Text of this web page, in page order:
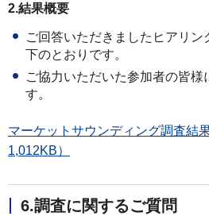
2.結果概要
ご回答いただきましたヒアリン
下のとおりです。
ご協力いただいた参加者の皆様
す。
マーケットサウンディング調査結
1,012KB）
6.調査に関するご質問